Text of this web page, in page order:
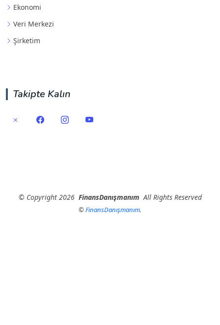
Ekonomi
Veri Merkezi
Şirketim
Takipte Kalın
© Copyright2026 FinansDanışmanım All Rights Reserved
©FinansDanışmanım.